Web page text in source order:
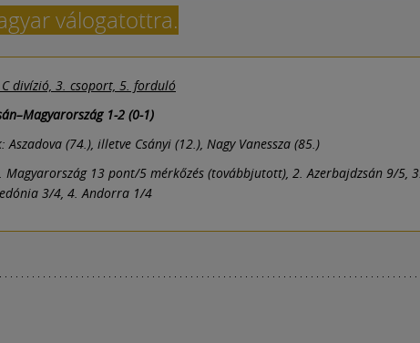
válogatottra.
C divízió, 3. csoport, 5. forduló
1-2 (0-1)
Aszadova (74.), illetve Csányi (12.), Nagy Vanessza (85.)
Magyarország 13 pont/5 mérkőzés (továbbjutott), 2. Azerbajdzsán 9/5, 3.
3/4, 4. Andorra 1/4